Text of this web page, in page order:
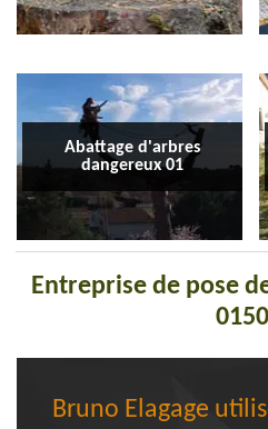
Abattage d'arbres
dangereux 01
Entreprise de pose
Bruno Elagage